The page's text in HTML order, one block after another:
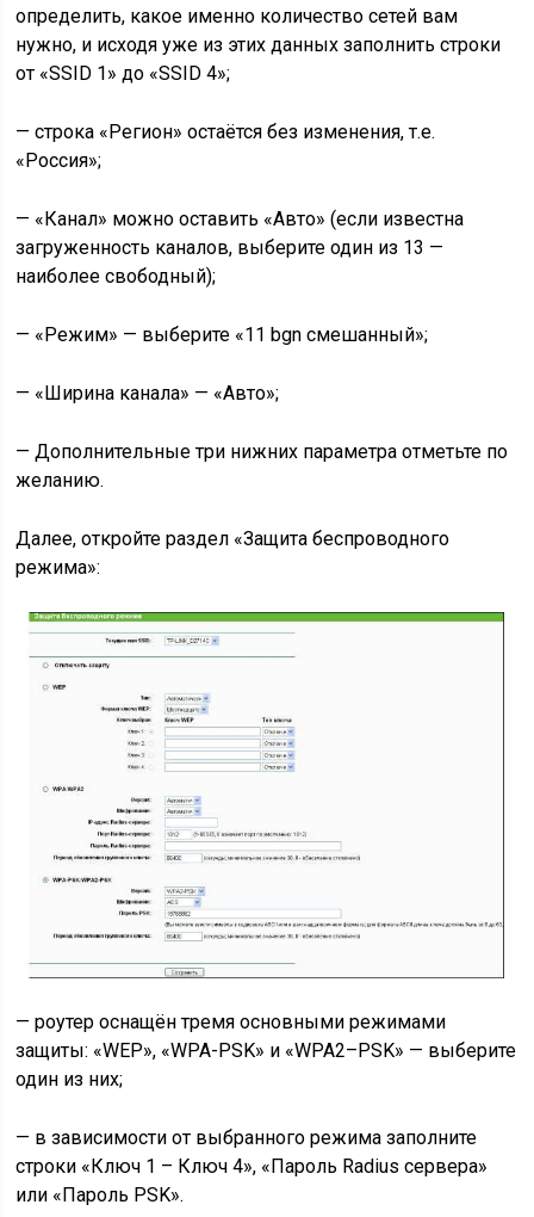
определить, какое именно количество сетей вам
нужно, и исходя уже из этих данных заполнить строки
от «SSID 1» до «SSID 4»;
— строка «Регион» остаётся без изменения, т.е.
«Россия»;
— «Канал» можно оставить «Авто» (если известна
загруженность каналов, выберите один из 13 —
наиболее свободный);
— «Режим» — выберите «11 bgn смешанный»;
— «Ширина канала» — «Авто»;
— Дополнительные три нижних параметра отметьте по
желанию.
Далее, откройте раздел «Защита беспроводного
режима»:
— роутер оснащён тремя основными режимами
защиты: «WEP», «WPA-PSK» и «WPA2–PSK» — выберите
один из них;
— в зависимости от выбранного режима заполните
строки «Ключ 1 – Ключ 4», «Пароль Radius сервера»
или «Пароль PSK».